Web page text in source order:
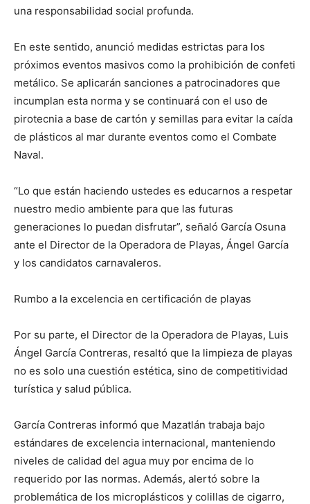
una responsabilidad social profunda.
En este sentido, anunció medidas estrictas para los
próximos eventos masivos como la prohibición de confeti
metálico. Se aplicarán sanciones a patrocinadores que
incumplan esta norma y se continuará con el uso de
pirotecnia a base de cartón y semillas para evitar la caída
de plásticos al mar durante eventos como el Combate
Naval.
“Lo que están haciendo ustedes es educarnos a respetar
nuestro medio ambiente para que las futuras
generaciones lo puedan disfrutar”, señaló García Osuna
ante el Director de la Operadora de Playas, Ángel García
y los candidatos carnavaleros.
Rumbo a la excelencia en certificación de playas
Por su parte, el Director de la Operadora de Playas, Luis
Ángel García Contreras, resaltó que la limpieza de playas
no es solo una cuestión estética, sino de competitividad
turística y salud pública.
García Contreras informó que Mazatlán trabaja bajo
estándares de excelencia internacional, manteniendo
niveles de calidad del agua muy por encima de lo
requerido por las normas. Además, alertó sobre la
problemática de los microplásticos y colillas de cigarro,